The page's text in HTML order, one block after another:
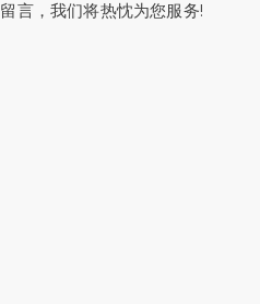
言，我们将热忱为您服务!